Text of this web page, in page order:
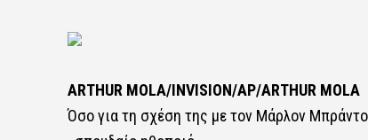
ARTHUR MOLA/INVISION/AP/ARTHUR MOLA
Όσο για τη σχέση της με τον Μάρλον